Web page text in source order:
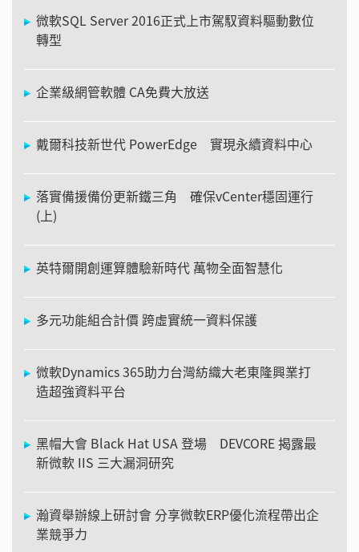
微軟SQL Server 2016正式上市駕馭資料驅動數位
轉型
企業級網管軟體 CA免費大放送
戴爾科技新世代 PowerEdge 實現永續資料中心
落實備援備份更新鐵三角 確保vCenter穩固運行
(上)
英特爾開創運算體驗新時代 萬物全面智慧化
多元功能組合計價 跨虛實統一資料保護
微軟Dynamics 365助力台灣紡織大老東隆興業打
造超強資料平台
黑帽大會 Black Hat USA 登場 DEVCORE 揭露最
新微軟 IIS 三大漏洞研究
瀚資舉辦線上研討會 分享微軟ERP優化流程帶出企
業競爭力